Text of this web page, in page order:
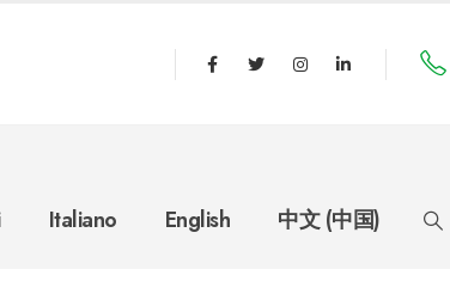
Italiano English 中文 (中国)